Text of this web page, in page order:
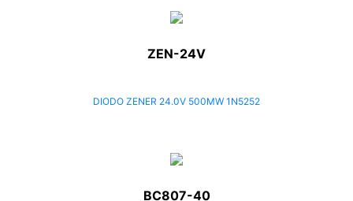
ZEN-24V
DIODO ZENER 24.0V 500MW 1N5252
BC807-40